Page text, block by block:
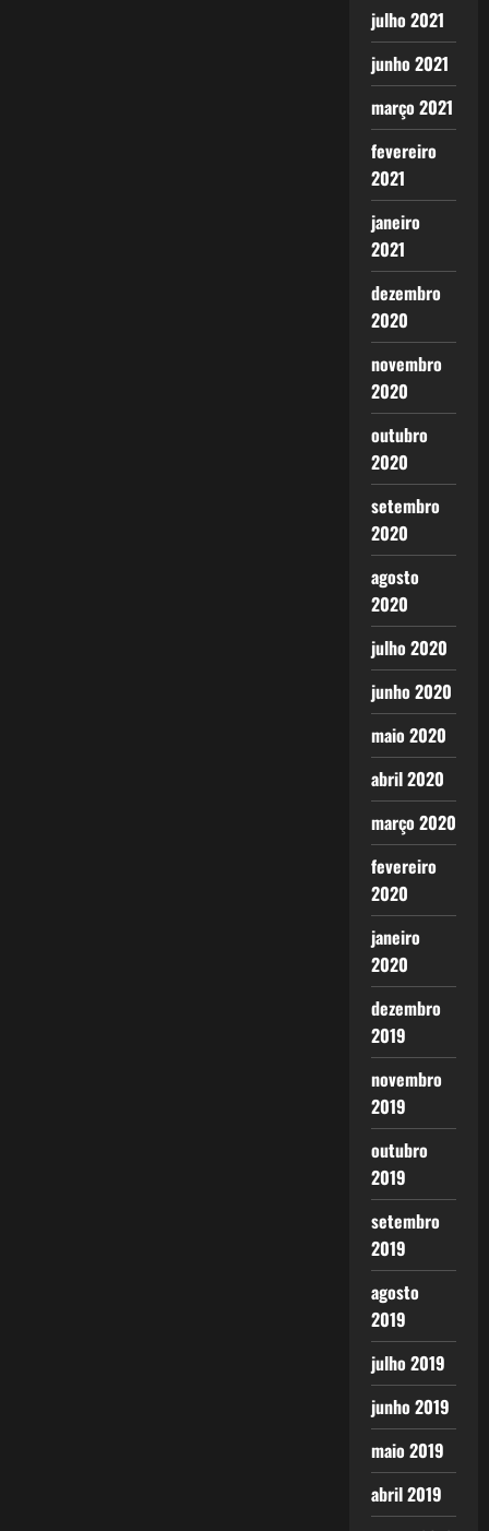
julho 2021
junho 2021
março 2021
fevereiro
2021
janeiro
2021
dezembro
2020
novembro
2020
outubro
2020
setembro
2020
agosto
2020
julho 2020
junho 2020
maio 2020
abril 2020
março 2020
fevereiro
2020
janeiro
2020
dezembro
2019
novembro
2019
outubro
2019
setembro
2019
agosto
2019
julho 2019
junho 2019
maio 2019
abril 2019